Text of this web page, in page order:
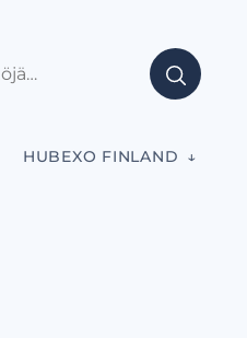
HUBEXO FINLAND